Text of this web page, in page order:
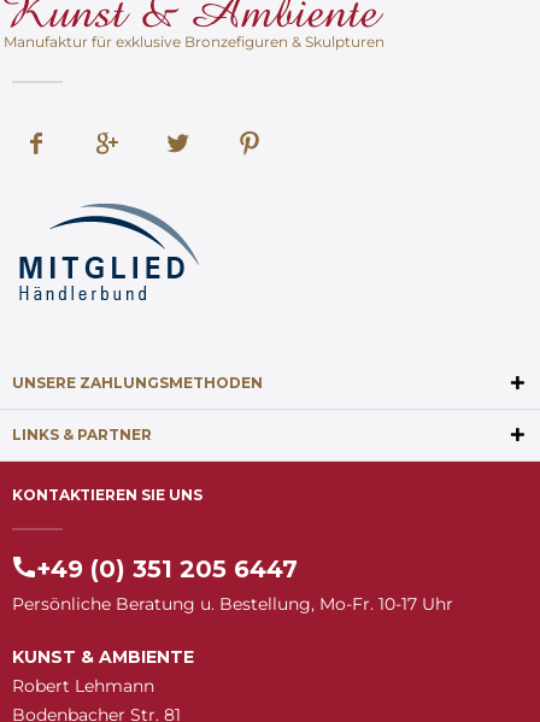
Manufaktur für exklusive Bronzefiguren & Skulpturen
UNSERE ZAHLUNGSMETHODEN
LINKS & PARTNER
KONTAKTIEREN SIE UNS
+49 (0) 351 205 6447
Persönliche Beratung u. Bestellung, Mo-Fr. 10-17 Uhr
KUNST & AMBIENTE
Robert Lehmann
Bodenbacher Str. 81